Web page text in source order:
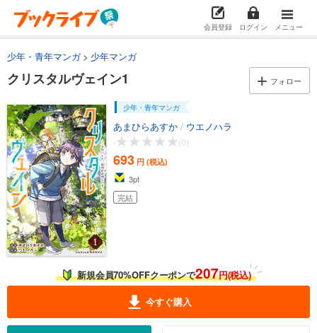
会員登録 ログイン メニュー
少年・青年マンガ 少年マンガ
クリスタルヴェイン1 フォロー
少年・青年マンガ
あまひらあすか / ウエノハラ
-
(0)
693 円 (税込)
3pt
完結
新規会員70%OFFクーポンで207円(税込)
今すぐ購入